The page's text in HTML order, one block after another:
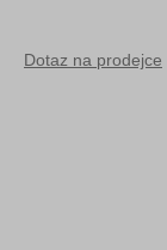
Dotaz na prodejce